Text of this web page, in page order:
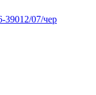
07/чер